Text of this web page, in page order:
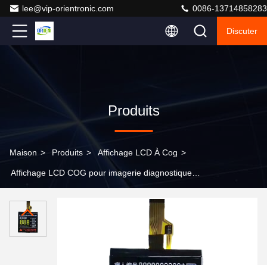
lee@vip-orientronic.com 0086-13714858283
Discuter
Produits
Maison > Produits > Affichage LCD À Cog >
Affichage LCD COG pour imagerie diagnostique
patients, affichage LCD segmenté, LCD segmenté